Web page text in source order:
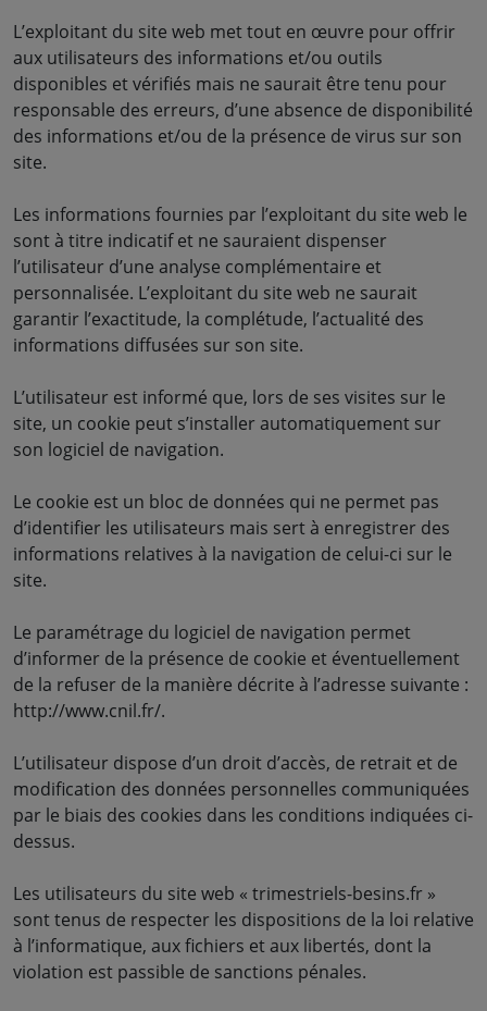
L’exploitant du site web met tout en œuvre pour offrir
aux utilisateurs des informations et/ou outils
disponibles et vérifiés mais ne saurait être tenu pour
responsable des erreurs, d’une absence de disponibilité
des informations et/ou de la présence de virus sur son
site.
Les informations fournies par l’exploitant du site web le
sont à titre indicatif et ne sauraient dispenser
l’utilisateur d’une analyse complémentaire et
personnalisée. L’exploitant du site web ne saurait
garantir l’exactitude, la complétude, l’actualité des
informations diffusées sur son site.
L’utilisateur est informé que, lors de ses visites sur le
site, un cookie peut s’installer automatiquement sur
son logiciel de navigation.
Le cookie est un bloc de données qui ne permet pas
d’identifier les utilisateurs mais sert à enregistrer des
informations relatives à la navigation de celui-ci sur le
site.
Le paramétrage du logiciel de navigation permet
d’informer de la présence de cookie et éventuellement
de la refuser de la manière décrite à l’adresse suivante :
http://www.cnil.fr/.
L’utilisateur dispose d’un droit d’accès, de retrait et de
modification des données personnelles communiquées
par le biais des cookies dans les conditions indiquées ci-
dessus.
Les utilisateurs du site web « trimestriels-besins.fr »
sont tenus de respecter les dispositions de la loi relative
à l’informatique, aux fichiers et aux libertés, dont la
violation est passible de sanctions pénales.